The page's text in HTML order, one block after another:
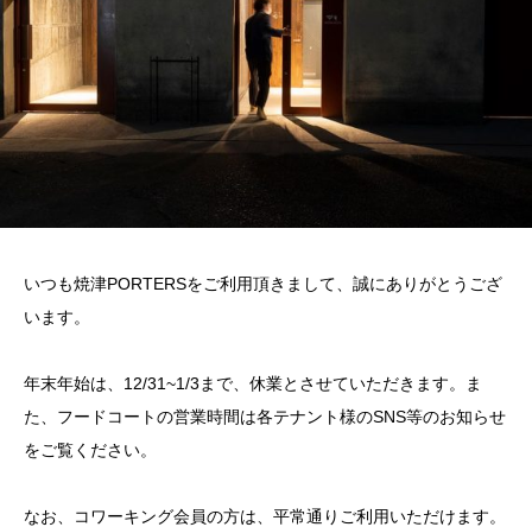
いつも焼津PORTERSをご利用頂きまして、誠にありがとうござ
います。
年末年始は、12/31~1/3まで、休業とさせていただきます。ま
た、フードコートの営業時間は各テナント様のSNS等のお知らせ
をご覧ください。
なお、コワーキング会員の方は、平常通りご利用いただけます。